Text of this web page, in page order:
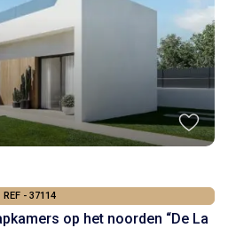
REF - 37114
op het noorden “De La